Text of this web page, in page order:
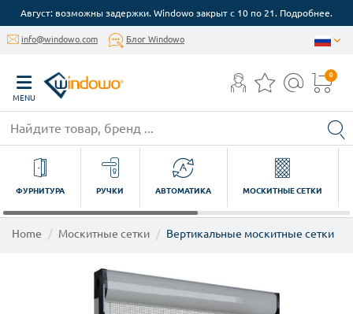
Август: возможны задержки. Windowo закрыт с 10 по 21. Подробнее.
info@windowo.com Блог Windowo
MENU
0
ФУРНИТУРА РУЧКИ АВТОМАТИКА МОСКИТНЫЕ СЕТКИ
Home Москитные сетки Вертикальные москитные сетки